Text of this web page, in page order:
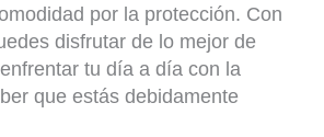
por la protección. Con
disfrutar de lo mejor de
tu día a día con la
que estás debidamente